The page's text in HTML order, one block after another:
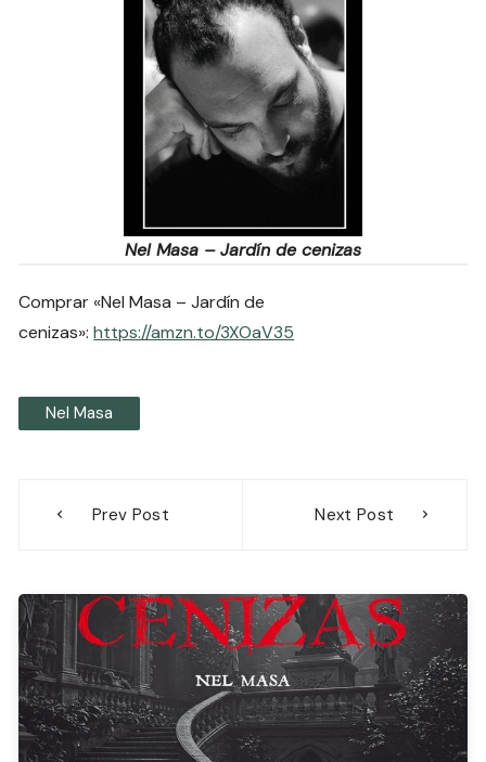
Nel Masa – Jardín de cenizas
Comprar «Nel Masa – Jardín de
cenizas»:https://amzn.to/3XOaV35
Nel Masa
Prev Post Next Post